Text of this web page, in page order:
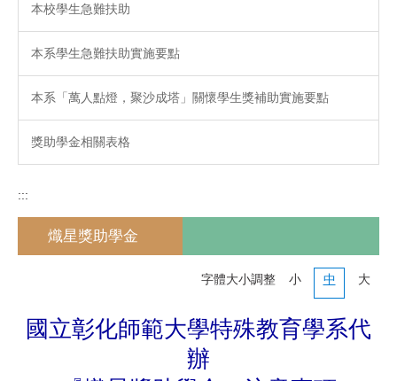
本校學生急難扶助
本系學生急難扶助實施要點
本系「萬人點燈，聚沙成塔」關懷學生獎補助實施要點
獎助學金相關表格
:::
熾星獎助學金
字體大小調整 小 中 大
國立彰化師範大學特殊教育學系代
辦